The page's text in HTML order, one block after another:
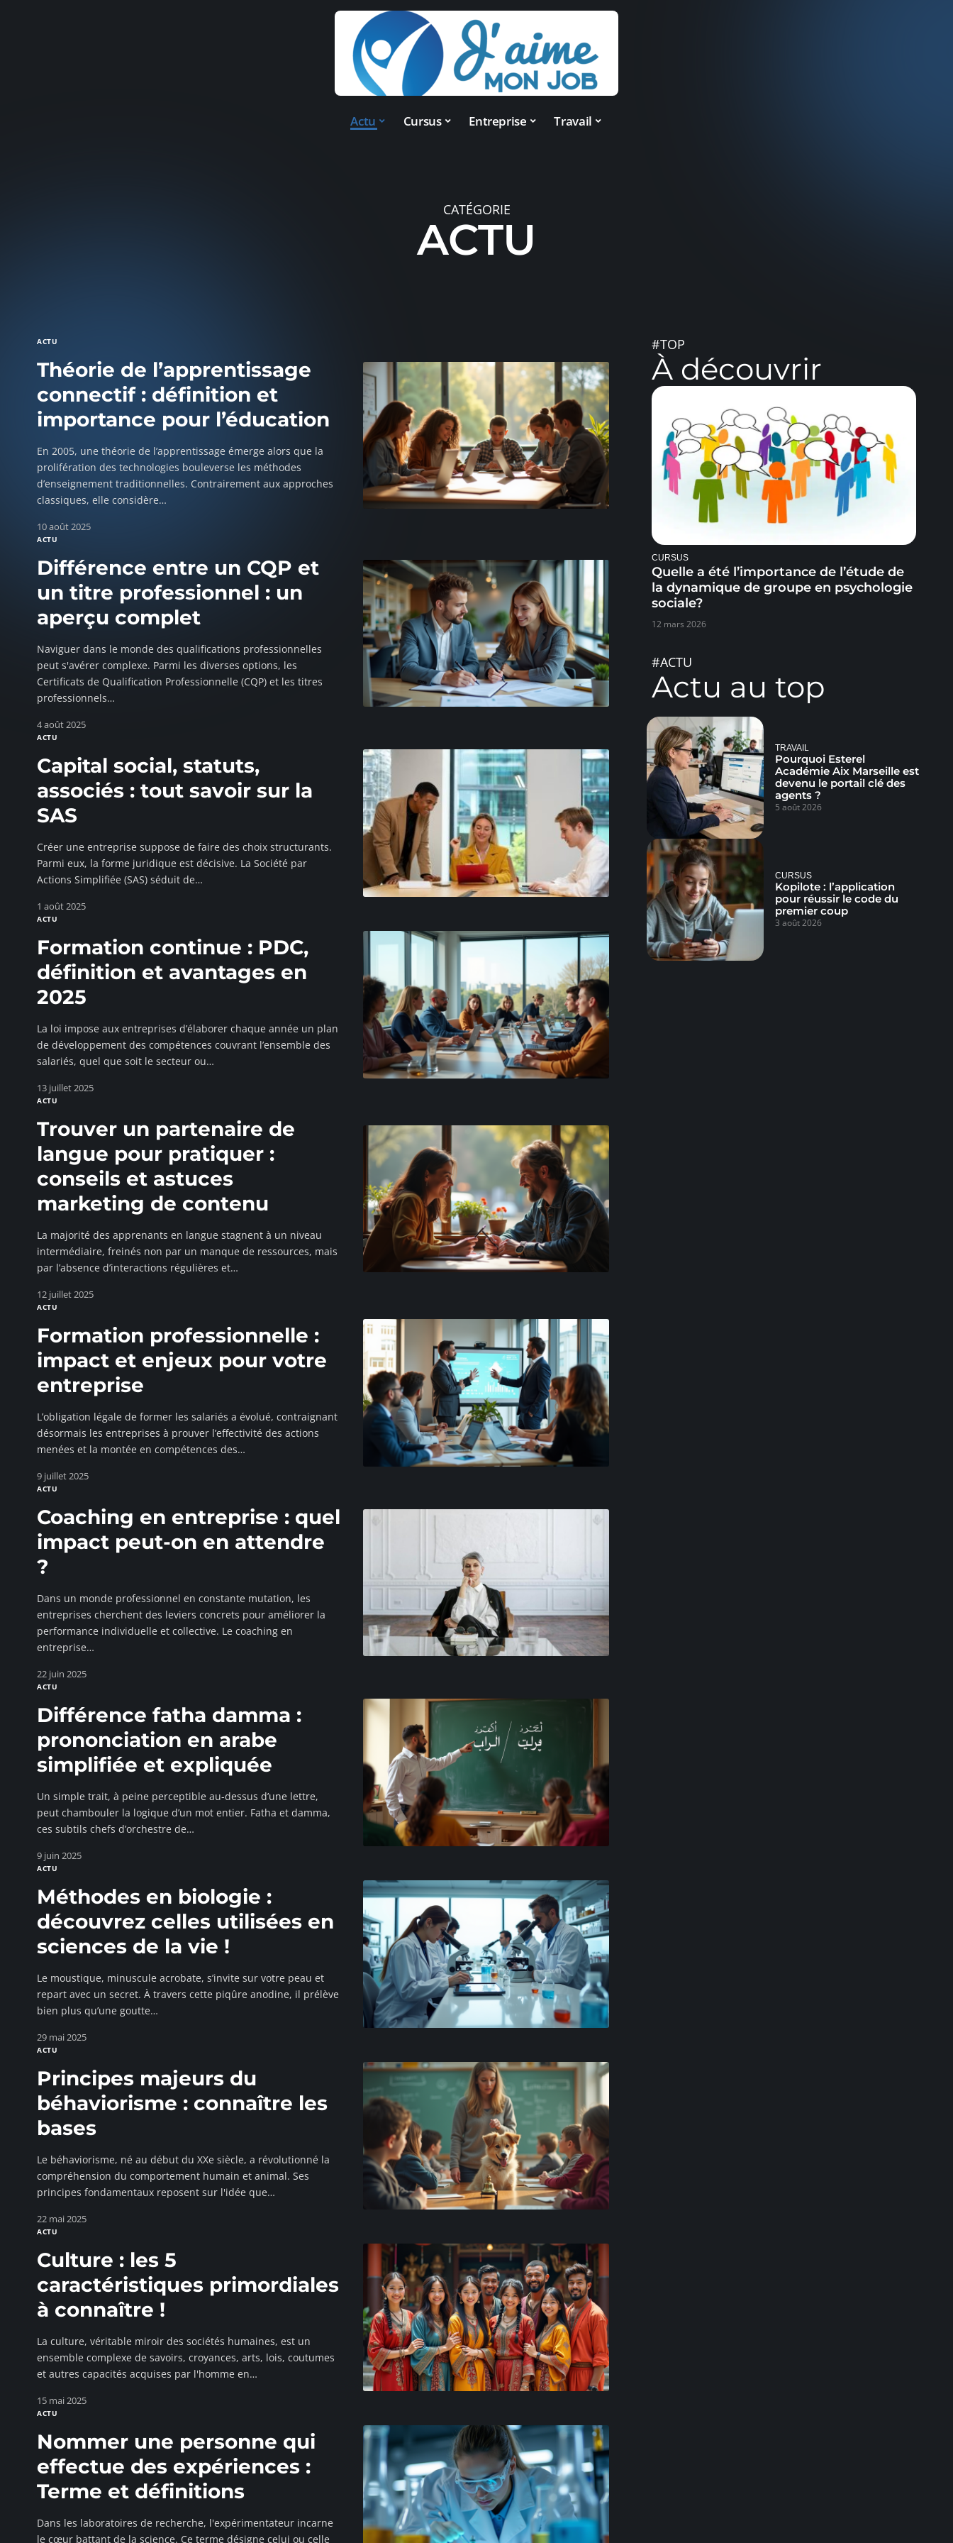
Actu Cursus Entreprise Travail
CATÉGORIE
ACTU
ACTU
Théorie de l’apprentissage
connectif : définition et
importance pour l’éducation
En 2005, une théorie de l’apprentissage émerge alors que la
prolifération des technologies bouleverse les méthodes
d’enseignement traditionnelles. Contrairement aux approches
classiques, elle considère…
10 août 2025
ACTU
Différence entre un CQP et
un titre professionnel : un
aperçu complet
Naviguer dans le monde des qualifications professionnelles
peut s'avérer complexe. Parmi les diverses options, les
Certificats de Qualification Professionnelle (CQP) et les titres
professionnels…
4 août 2025
ACTU
Capital social, statuts,
associés : tout savoir sur la
SAS
Créer une entreprise suppose de faire des choix structurants.
Parmi eux, la forme juridique est décisive. La Société par
Actions Simplifiée (SAS) séduit de…
1 août 2025
ACTU
Formation continue : PDC,
définition et avantages en
2025
La loi impose aux entreprises d’élaborer chaque année un plan
de développement des compétences couvrant l’ensemble des
salariés, quel que soit le secteur ou…
13 juillet 2025
ACTU
Trouver un partenaire de
langue pour pratiquer :
conseils et astuces
marketing de contenu
La majorité des apprenants en langue stagnent à un niveau
intermédiaire, freinés non par un manque de ressources, mais
par l’absence d’interactions régulières et…
12 juillet 2025
ACTU
Formation professionnelle :
impact et enjeux pour votre
entreprise
L’obligation légale de former les salariés a évolué, contraignant
désormais les entreprises à prouver l’effectivité des actions
menées et la montée en compétences des…
9 juillet 2025
ACTU
Coaching en entreprise : quel
impact peut-on en attendre
?
Dans un monde professionnel en constante mutation, les
entreprises cherchent des leviers concrets pour améliorer la
performance individuelle et collective. Le coaching en
entreprise…
22 juin 2025
ACTU
Différence fatha damma :
prononciation en arabe
simplifiée et expliquée
Un simple trait, à peine perceptible au-dessus d’une lettre,
peut chambouler la logique d’un mot entier. Fatha et damma,
ces subtils chefs d’orchestre de…
9 juin 2025
ACTU
Méthodes en biologie :
découvrez celles utilisées en
sciences de la vie !
Le moustique, minuscule acrobate, s’invite sur votre peau et
repart avec un secret. À travers cette piqûre anodine, il prélève
bien plus qu’une goutte…
29 mai 2025
ACTU
Principes majeurs du
béhaviorisme : connaître les
bases
Le béhaviorisme, né au début du XXe siècle, a révolutionné la
compréhension du comportement humain et animal. Ses
principes fondamentaux reposent sur l'idée que…
22 mai 2025
ACTU
Culture : les 5
caractéristiques primordiales
à connaître !
La culture, véritable miroir des sociétés humaines, est un
ensemble complexe de savoirs, croyances, arts, lois, coutumes
et autres capacités acquises par l'homme en…
15 mai 2025
ACTU
Nommer une personne qui
effectue des expériences :
Terme et définitions
Dans les laboratoires de recherche, l'expérimentateur incarne
le cœur battant de la science. Ce terme désigne celui ou celle
#TOP
À découvrir
CURSUS
Quelle a été l’importance de l’étude de
la dynamique de groupe en psychologie
sociale?
12 mars 2026
#ACTU
Actu au top
TRAVAIL
Pourquoi Esterel
Académie Aix Marseille est
devenu le portail clé des
agents ?
5 août 2026
CURSUS
Kopilote : l’application
pour réussir le code du
premier coup
3 août 2026